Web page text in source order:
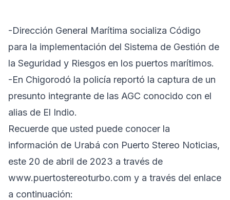
-Dirección General Marítima socializa Código
para la implementación del Sistema de Gestión de
la Seguridad y Riesgos en los puertos marítimos.
-En Chigorodó la policía reportó la captura de un
presunto integrante de las AGC conocido con el
alias de El Indio.
Recuerde que usted puede conocer la
información de Urabá con Puerto Stereo Noticias,
este 20 de abril de 2023 a través de
www.puertostereoturbo.com y a través del enlace
a continuación: